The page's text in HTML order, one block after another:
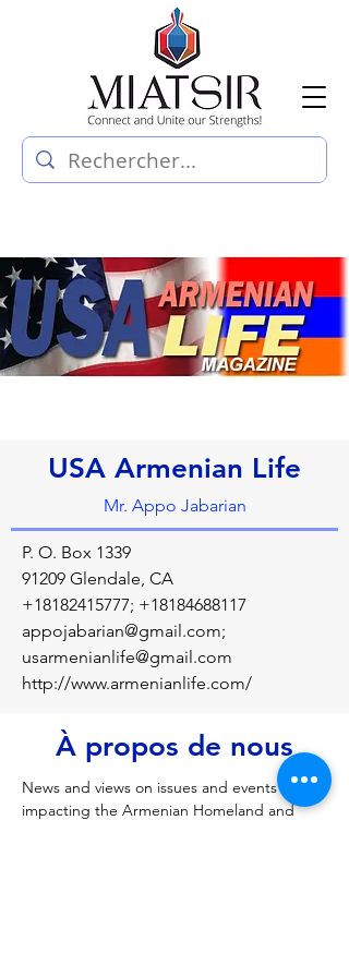
USA Armenian Life
Mr. Appo Jabarian
P. O. Box 1339
91209 Glendale, CA
+18182415777; +18184688117
appojabarian@gmail.com;
usarmenianlife@gmail.com
http://www.armenianlife.com/
À propos de nous
News and views on issues and events
impacting the Armenian Homeland and